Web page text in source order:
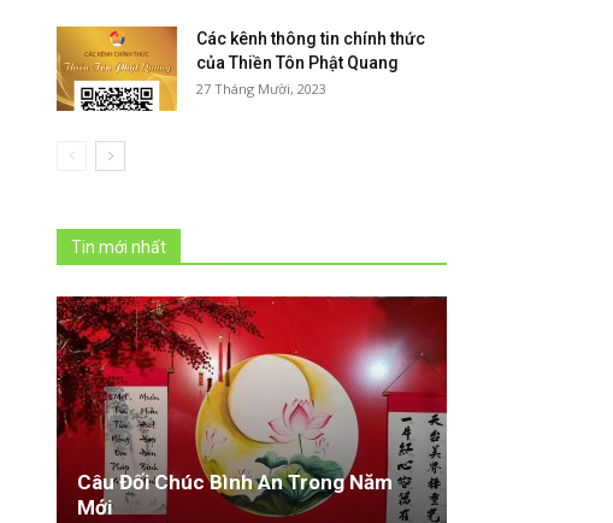
Các kênh thông tin chính thức
của Thiền Tôn Phật Quang
27 Tháng Mười, 2023
Tin mới nhất
Câu Đối Chúc Bình An Trong Năm
Mới